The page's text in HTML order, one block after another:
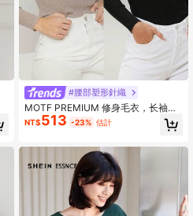
#腰部塑形針織
MOTF PREMIUM 修身毛衣，长袖上
衣
NT$513 -23% 估計